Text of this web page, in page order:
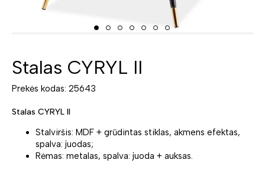
Stalas CYRYL II
Prekės kodas: 25643
Stalas CYRYL II
Stalviršis: MDF + grūdintas stiklas, akmens efektas,
spalva: juodas;
Rėmas: metalas, spalva: juoda + auksas.